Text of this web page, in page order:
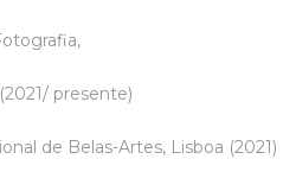
presente)
de Belas-Artes, Lisboa (2021)